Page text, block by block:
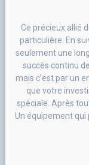
Ce précieux allié
particulière. En
seulement une
succès continu
mais c’est par un
que votre
spéciale. Après
Un équipement qui